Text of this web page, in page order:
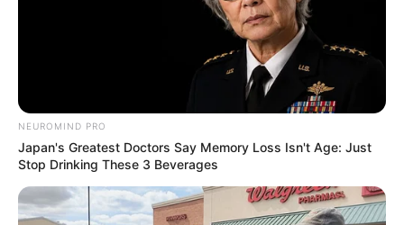
NEUROMIND PRO
Japan's Greatest Doctors Say Memory Loss Isn't Age: Just
Stop Drinking These 3 Beverages